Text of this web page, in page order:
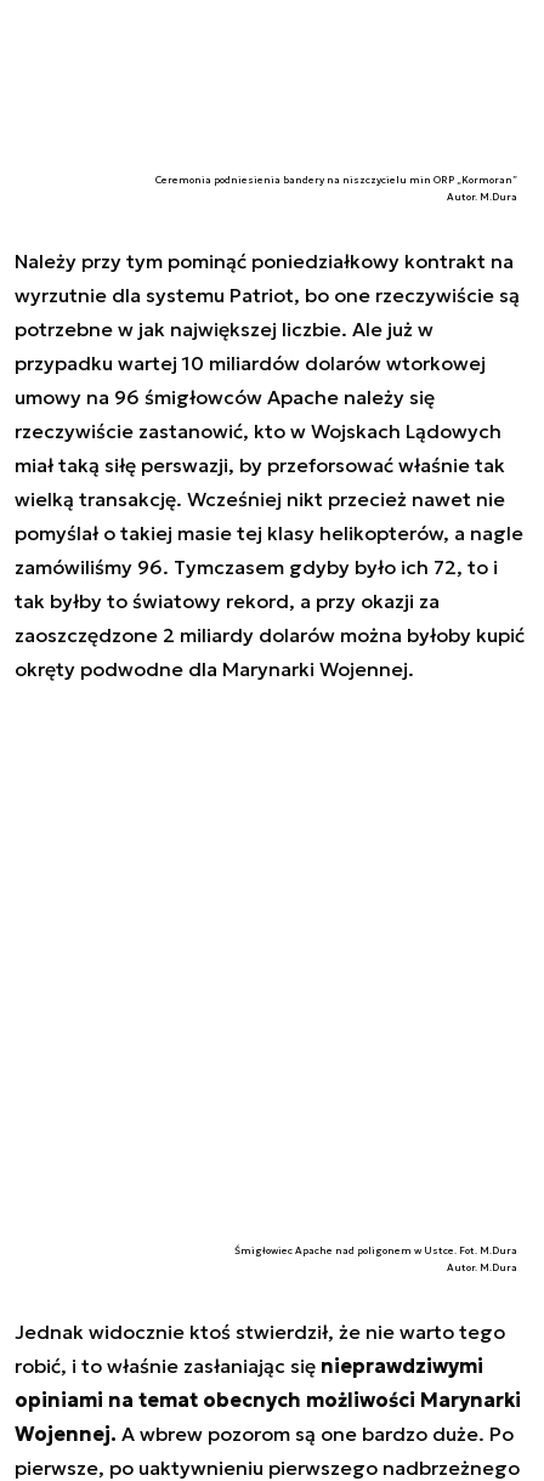
Ceremonia podniesienia bandery na niszczycielu min ORP „Kormoran”
Autor. M.Dura
Należy przy tym pominąć poniedziałkowy kontrakt na
wyrzutnie dla systemu Patriot, bo one rzeczywiście są
potrzebne w jak największej liczbie. Ale już w
przypadku wartej 10 miliardów dolarów wtorkowej
umowy na 96 śmigłowców Apache należy się
rzeczywiście zastanowić, kto w Wojskach Lądowych
miał taką siłę perswazji, by przeforsować właśnie tak
wielką transakcję. Wcześniej nikt przecież nawet nie
pomyślał o takiej masie tej klasy helikopterów, a nagle
zamówiliśmy 96. Tymczasem gdyby było ich 72, to i
tak byłby to światowy rekord, a przy okazji za
zaoszczędzone 2 miliardy dolarów można byłoby kupić
okręty podwodne dla Marynarki Wojennej.
Śmigłowiec Apache nad poligonem w Ustce. Fot. M.Dura
Autor. M.Dura
Jednak widocznie ktoś stwierdził, że nie warto tego
robić, i to właśnie zasłaniając się nieprawdziwymi
opiniami na temat obecnych możliwości Marynarki
Wojennej. A wbrew pozorom są one bardzo duże. Po
pierwsze, po uaktywnieniu pierwszego nadbrzeżnego